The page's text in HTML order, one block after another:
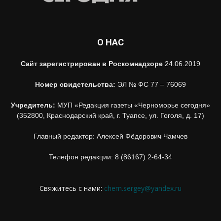
О НАС
Сайт зарегистрирован в Роскомнадзоре 24.06.2019
Номер свидетельства: ЭЛ № ФС 77 – 76069
Учредитель: МУП «Редакция газеты «Черноморье сегодня»
(352800, Краснодарский край, г. Туапсе, ул. Гоголя, д. 17)
Главный редактор: Алексей Фёдорович Чамчев
Телефон редакции: 8 (86167) 2-64-34
Свяжитесь с нами: chern.sergey@yandex.ru